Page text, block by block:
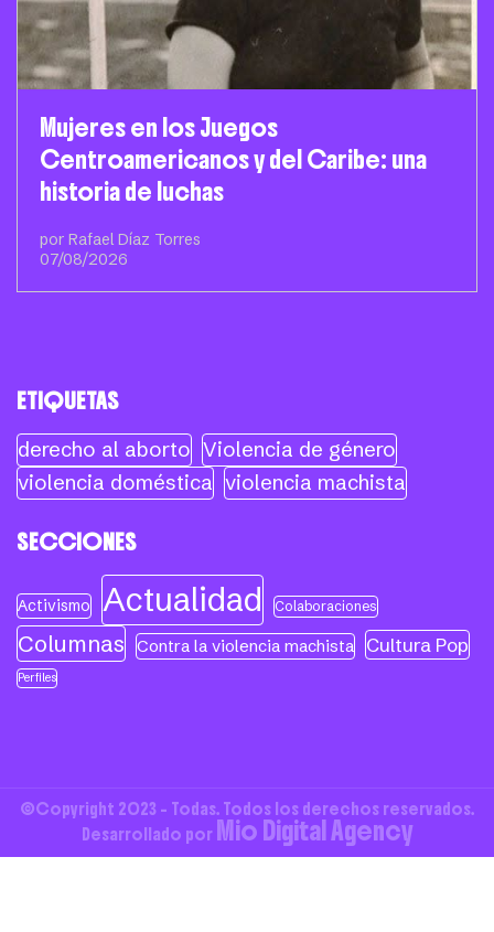
Mujeres en los Juegos
Centroamericanos y del Caribe: una
historia de luchas
por Rafael Díaz Torres
07/08/2026
ETIQUETAS
derecho al aborto Violencia de género
violencia doméstica violencia machista
SECCIONES
Activismo Actualidad Colaboraciones
Columnas Contra la violencia machista Cultura Pop
Perfiles
©Copyright 2023 - Todas. Todos los derechos reservados.
Desarrollado por Mio Digital Agency